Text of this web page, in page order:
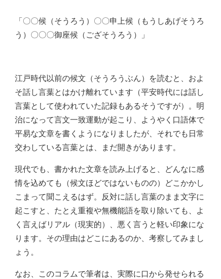
「〇〇候（そうろう）〇〇申上候（もうしあげそうろ
う）〇〇〇御座候（ござそうろう）」
江戸時代以前の候文（そうろうぶん）を読むと、およ
そ話し言葉とはかけ離れています（平安時代には話し
言葉として使われていた記録もあるそうですが）。明
治になって言文一致運動が起こり、ようやく口語体で
平易な文章を書くようになりましたが、それでも日常
交わしている言葉とは、まだ開きがあります。
現代でも、書かれた文章を読み上げると、どんなに感
情を込めても（候文ほどではないものの）どこかかし
こまって聞こえるはず。反対に話し言葉のまま文字に
起こすと、たとえ重複や無機能語を取り除いても、よ
く言えばリアル（現実的）、悪く言うと軽い印象にな
ります。その理由はどこにあるのか、考察してみまし
ょう。
なお、このコラムで筆者は、実際に口から発せられる